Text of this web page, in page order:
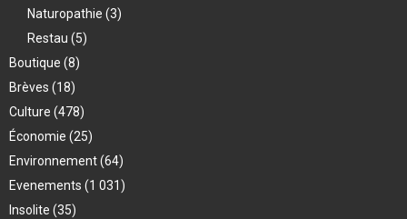
Naturopathie (3)
Restau (5)
Boutique (8)
Brèves (18)
Culture (478)
Économie (25)
Environnement(64)
Evenements (1 031)
Insolite (35)